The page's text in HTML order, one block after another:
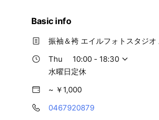
Basic info
振袖＆袴 エイルフォトスタジオ
Thu
10:00 - 18:30
水曜日定休
~ ￥1,000
0467920879